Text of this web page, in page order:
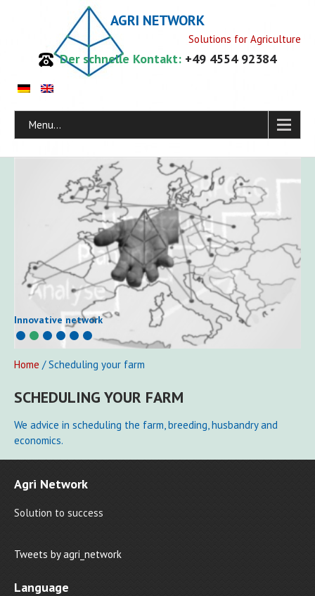
AGRI NETWORK
Solutions for Agriculture
Der schnelle Kontakt: +49 4554 92384
Menu...
Innovative network
Home / Scheduling your farm
SCHEDULING YOUR FARM
We advice in scheduling the farm, breeding, husbandry and
economics.
Agri Network
Solution to success
Tweets by agri_network
Language